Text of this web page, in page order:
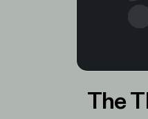
The